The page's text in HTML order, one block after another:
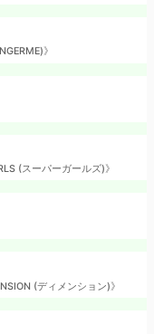
》
(スーパーガールズ)》
(ディメンション)》